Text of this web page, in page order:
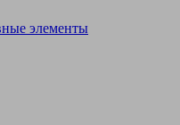
элементы